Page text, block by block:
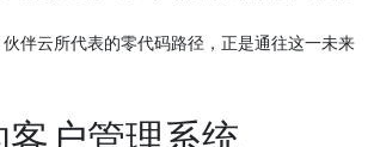
伴云所代表的零代码路径，正是通往这一未来